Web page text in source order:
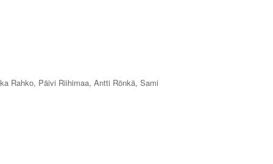
Rahko, Päivi Riihimaa, Antti Rönkä, Sami